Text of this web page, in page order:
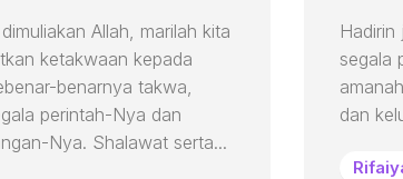
Allah, marilah kita
ketakwaan kepada
benarnya takwa,
perintah-Nya dan
Nya. Shalawat serta...
Hadirin
segala
dan